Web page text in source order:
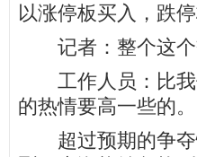
以涨停板买入，跌
记者：整个这个
工作人员：比我
的热情要高一些的。
超过预期的争夺